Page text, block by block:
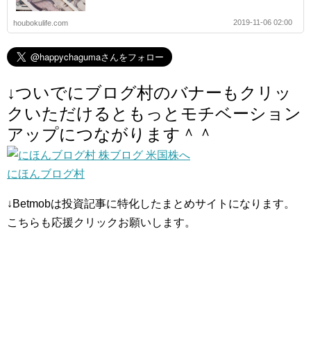
houbokulife.com 2019-11-06 02:00
↓ついでにブログ村のバナーもクリッ
クいただけるともっとモチベーション
アップにつながります＾＾
にほんブログ村
↓Betmobは投資記事に特化したまとめサイトになります。
こちらも応援クリックお願いします。